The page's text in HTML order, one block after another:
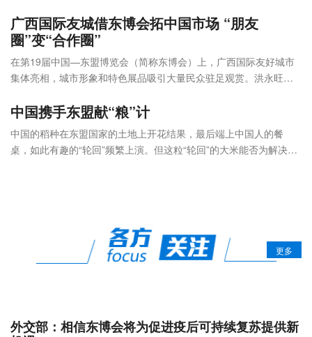
广西国际友城借东博会拓中国市场 “朋友
圈”变“合作圈”
在第19届中国—东盟博览会（简称东博会）上，广西国际友好城市
集体亮相，城市形象和特色展品吸引大量民众驻足观赏。洪永旺带
中国携手东盟献“粮”计
中国的稻种在东盟国家的土地上开花结果，最后端上中国人的餐
桌，如此有趣的“轮回”频繁上演。但这粒“轮回”的大米能否为解决全
更多
外交部：相信东博会将为促进疫后可持续复苏提供新